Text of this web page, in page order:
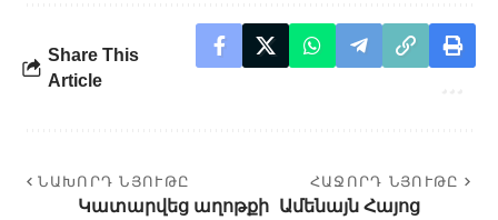
Share This
Article
ՆԱԽՈՐԴ ՆՅՈՒԹԸ
Կատարվեց աղոթքի
ՀԱՋՈՐԴ ՆՅՈՒԹԸ
Ամենայն Հայոց